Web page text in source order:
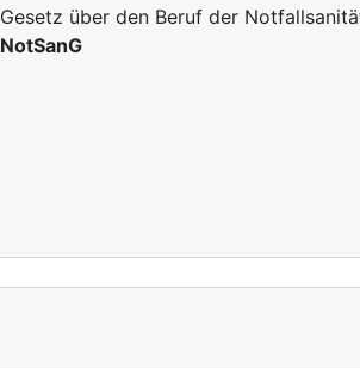
Gesetz über den Beruf der
NotSanG